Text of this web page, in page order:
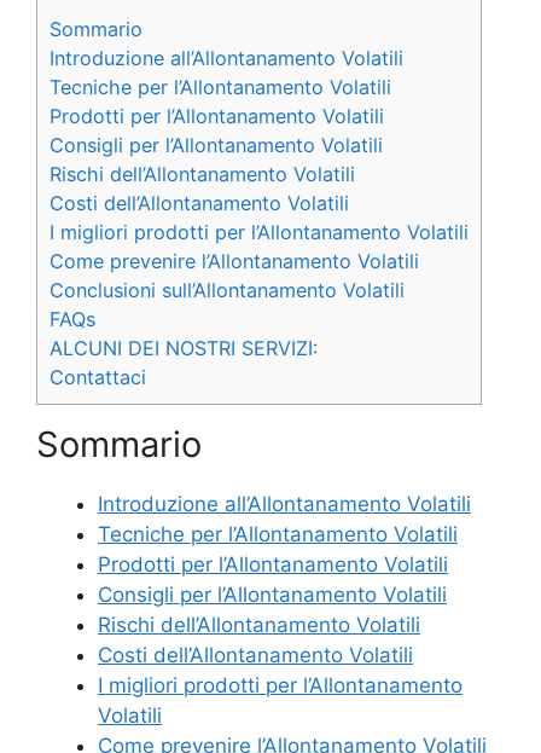
Sommario
Introduzione all’Allontanamento Volatili
Tecniche per l’Allontanamento Volatili
Prodotti per l’Allontanamento Volatili
Consigli per l’Allontanamento Volatili
Rischi dell’Allontanamento Volatili
Costi dell’Allontanamento Volatili
I migliori prodotti per l’Allontanamento Volatili
Come prevenire l’Allontanamento Volatili
Conclusioni sull’Allontanamento Volatili
FAQs
ALCUNI DEI NOSTRI SERVIZI:
Contattaci
Sommario
Introduzione all’Allontanamento Volatili
Tecniche per l’Allontanamento Volatili
Prodotti per l’Allontanamento Volatili
Consigli per l’Allontanamento Volatili
Rischi dell’Allontanamento Volatili
Costi dell’Allontanamento Volatili
I migliori prodotti per l’Allontanamento
Volatili
Come prevenire l’Allontanamento Volatili